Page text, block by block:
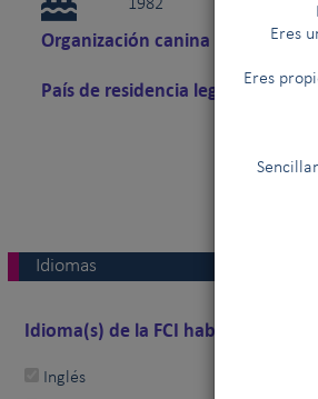
Eres
Eres
1982
Organización canina nacional
País de residencia legal
Idiomas
Idioma(s) de la FCI hablado(s) por
Inglés